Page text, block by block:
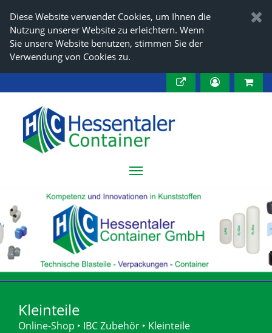
Diese Website verwendet Cookies, um Ihnen die
Nutzung unserer Website zu erleichtern. Wenn
Sie unsere Website benutzen, stimmen Sie der
Verwendung von Cookies zu.
Kleinteile
Online-Shop ‣ IBC Zubehör ‣ Kleinteile